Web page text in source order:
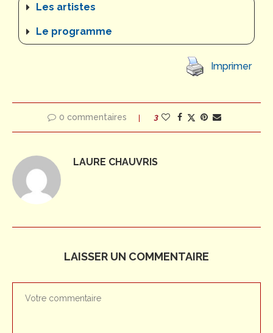
Les artistes
Le programme
Imprimer
0 commentaires 3
LAURE CHAUVRIS
LAISSER UN COMMENTAIRE